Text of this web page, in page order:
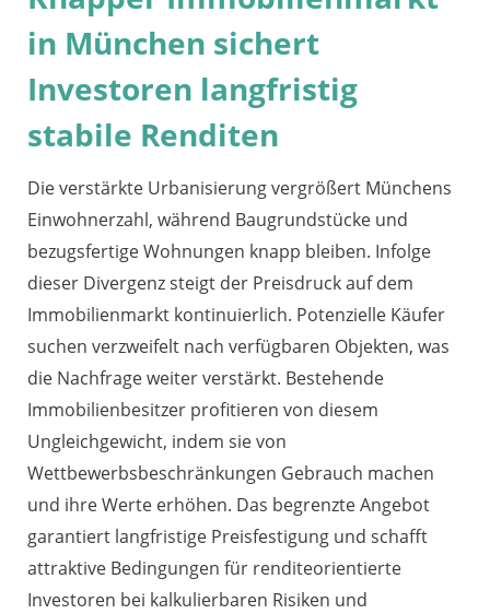
in München sichert
Investoren langfristig
stabile Renditen
Die verstärkte Urbanisierung vergrößert Münchens
Einwohnerzahl, während Baugrundstücke und
bezugsfertige Wohnungen knapp bleiben. Infolge
dieser Divergenz steigt der Preisdruck auf dem
Immobilienmarkt kontinuierlich. Potenzielle Käufer
suchen verzweifelt nach verfügbaren Objekten, was
die Nachfrage weiter verstärkt. Bestehende
Immobilienbesitzer profitieren von diesem
Ungleichgewicht, indem sie von
Wettbewerbsbeschränkungen Gebrauch machen
und ihre Werte erhöhen. Das begrenzte Angebot
garantiert langfristige Preisfestigung und schafft
attraktive Bedingungen für renditeorientierte
Investoren bei kalkulierbaren Risiken und